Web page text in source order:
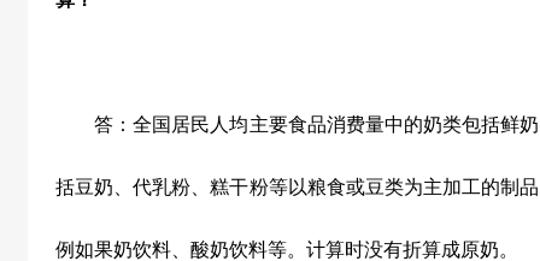
答：全国居民人均主要食品消费量中的奶类包括鲜
括豆奶、代乳粉、糕干粉等以粮食或豆类为主加工的制
例如果奶饮料、酸奶饮料等。计算时没有折算成原奶。